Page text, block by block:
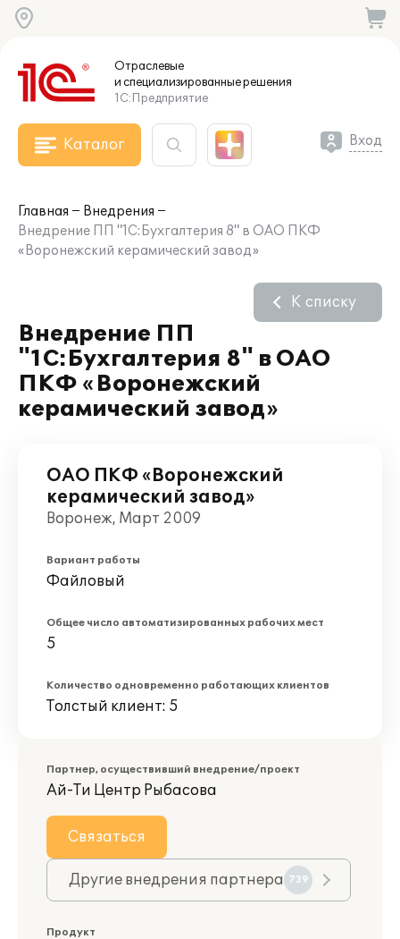
Отраслевые
и специализированныерешения
1С:Предприятие
Каталог Вход
Главная
Внедрения
Внедрение ПП "1С:Бухгалтерия 8" в ОАО ПКФ
«Воронежский керамический завод»
Внедрение ПП
"1С:Бухгалтерия 8" в ОАО
ПКФ «Воронежский
керамический завод»
К списку
ОАО ПКФ «Воронежский
керамический завод»
Воронеж, Март 2009
Вариант работы
Файловый
Общее число автоматизированных рабочих мест
5
Количество одновременно работающих клиентов
Толстый клиент: 5
Партнер, осуществивший внедрение/проект
Ай-Ти Центр Рыбасова
Связаться
Другие внедрения партнера 739
Продукт